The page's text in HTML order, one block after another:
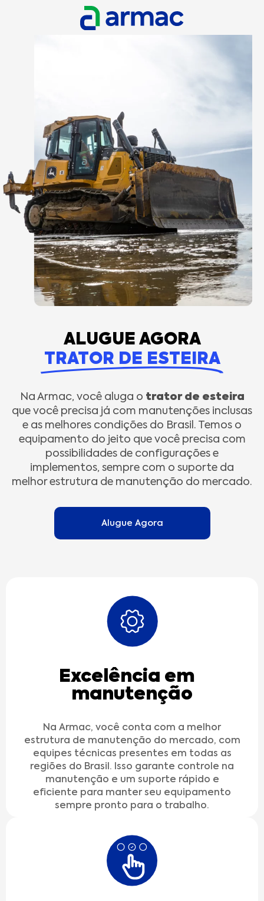
ALUGUE AGORA
TRATOR DE ESTEIRA
Na Armac, você aluga o trator de esteira
que você precisa já com manutenções inclusas
e as melhores condições do Brasil. Temos o
equipamento do jeito que você precisa com
possibilidades de configurações e
implementos, sempre com o suporte da
melhor estrutura de manutenção do mercado.
Alugue Agora
Excelência em
manutenção
Na Armac, você conta com a melhor
estrutura de manutenção do mercado, com
equipes técnicas presentes em todas as
regiões do Brasil. Isso garante controle na
manutenção e um suporte rápido e
eficiente para manter seu equipamento
sempre pronto para o trabalho.